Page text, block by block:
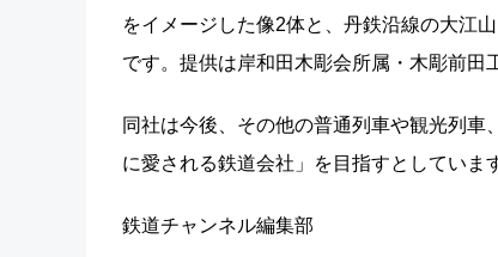
をイメージした像2体と、丹鉄沿線の大江
です。提供は岸和田木彫会所属・木彫前田
同社は今後、その他の普通列車や観光列
に愛される鉄道会社」を目指すとしていま
鉄道チャンネル編集部